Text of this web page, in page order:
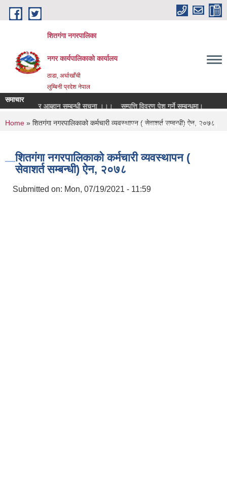
Skip to main content
शितगंगा नगरपालिका
नगर कार्यपालिकाकाे कार्यालय
ठाडा, अर्घाखाँची
लुम्बिनी प्रदेश नेपाल
समाचार
दरभाउपत्र आब्हान सम्बन्धी सूचना ।।।
सम्पत्ति विवरण पेश गर्ने सम्बन्धमा।
।।। सूचना प्रकाशन गरिएको सम्बन्धमा ।।।
You are here
Home » शितगंगा नगरपालिकाको कर्मचारी व्यवस्थापन ( सेवाशर्त सम्बन्धी) ऐन, २०७८
शितगंगा नगरपालिकाको कर्मचारी व्यवस्थापन (
सेवाशर्त सम्बन्धी) ऐन, २०७८
Submitted on: Mon, 07/19/2021 - 11:59